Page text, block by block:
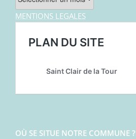
MENTIONS LEGALES
OÙ SE SITUE NOTRE COMMUNE ?